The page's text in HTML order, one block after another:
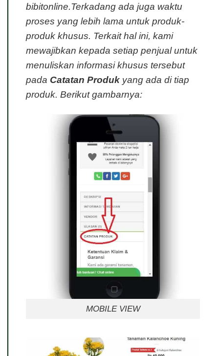
bibitonline.Terkadang ada juga waktu
proses yang lebih lama untuk produk-
produk khusus. Terkait hal ini, kami
mewajibkan kepada setiap penjual untuk
menuliskan informasi khusus tersebut
pada Catatan Produk yang ada di tiap
produk. Berikut gambarnya:
MOBILE VIEW